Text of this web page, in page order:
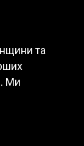
та
Ми